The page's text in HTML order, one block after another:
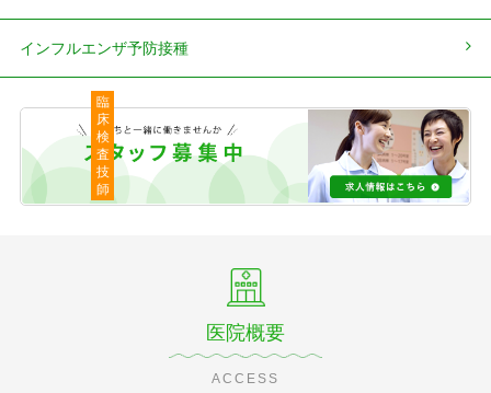
インフルエンザ予防接種
臨
床
検
査
技
師
医院概要
ACCESS